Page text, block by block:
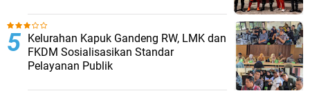
Kelurahan Kapuk Gandeng RW, LMK dan
FKDM Sosialisasikan Standar
Pelayanan Publik